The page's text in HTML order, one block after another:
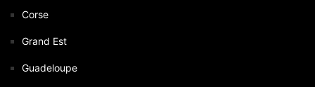
Corse
Grand Est
Guadeloupe